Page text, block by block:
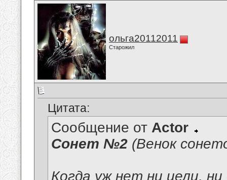
ольга20112011
Старожил
Цитата:
Сообщение от Actor
Сонет №2 (Венок
Когда уж нет ни цели,